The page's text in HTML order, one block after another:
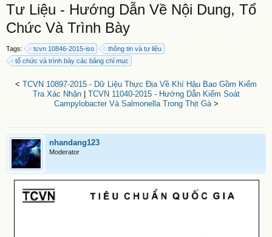
Tư Liệu - Hướng Dẫn Về Nội Dung, Tổ
Chức Và Trình Bày
Tags: tcvn 10846-2015-iso
thông tin và tư liệu
tổ chức và trình bày các bảng chỉ mục
< TCVN 10897-2015 - Dữ Liệu Thực Địa Về Khí Hậu Bao Gồm Kiểm
Tra Xác Nhận| TCVN 11040-2015 - Hướng Dẫn Kiểm Soát
Campylobacter Và Salmonella Trong Thịt Gà>
nhandang123
Moderator